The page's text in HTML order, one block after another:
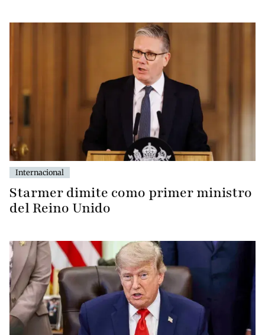
Internacional
Starmer dimite como primer ministro
del Reino Unido